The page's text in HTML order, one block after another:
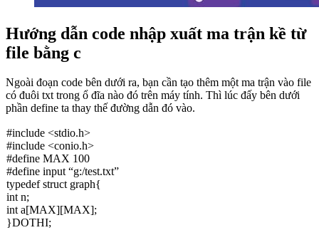
Hướng dẫn code nhập xuất ma trận kề từ
file bằng c
Ngoài đoạn code bên dưới ra, bạn cần tạo thêm một ma trận vào file
có đuôi txt trong ổ đĩa nào đó trên máy tính. Thì lúc đấy bên dưới
phần define ta thay thế đường dẫn đó vào.
#include <stdio.h>
#include <conio.h>
#define MAX 100
#define input “g:/test.txt”
typedef struct graph{
int n;
int a[MAX][MAX];
}DOTHI;